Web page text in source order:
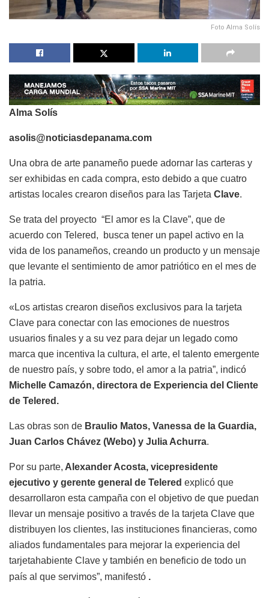
Foto Alma Solís
Alma Solís
asolis@noticiasdepanama.com
Una obra de arte panameño puede adornar las carteras y
ser exhibidas en cada compra, esto debido a que cuatro
artistas locales crearon diseños para las Tarjeta Clave.
Se trata del proyecto “El amor es la Clave”, que de
acuerdo con Telered, busca tener un papel activo en la
vida de los panameños, creando un producto y un mensaje
que levante el sentimiento de amor patriótico en el mes de
la patria.
«Los artistas crearon diseños exclusivos para la tarjeta
Clave para conectar con las emociones de nuestros
usuarios finales y a su vez para dejar un legado como
marca que incentiva la cultura, el arte, el talento emergente
de nuestro país, y sobre todo, el amor a la patria”, indicó
Michelle Camazón, directora de Experiencia del Cliente
de Telered.
Las obras son de Braulio Matos, Vanessa de la Guardia,
Juan Carlos Chávez (Webo) y Julia Achurra.
Por su parte, Alexander Acosta, vicepresidente
ejecutivo y gerente general de Telered explicó que
desarrollaron esta campaña con el objetivo de que puedan
llevar un mensaje positivo a través de la tarjeta Clave que
distribuyen los clientes, las instituciones financieras, como
aliados fundamentales para mejorar la experiencia del
tarjetahabiente Clave y también en beneficio de todo un
país al que servimos”, manifestó .